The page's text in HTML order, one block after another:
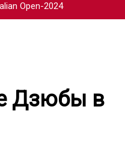
Open-2024
Дзюбы в